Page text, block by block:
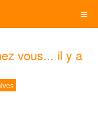
vous... il y a